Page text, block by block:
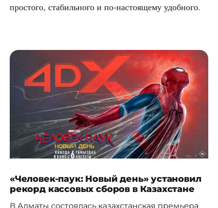
простого, стабильного и по-настоящему удобного.
«Человек-паук: Новый день» установил
рекорд кассовых сборов в Казахстане
В Алматы состоялась казахстанская премьера